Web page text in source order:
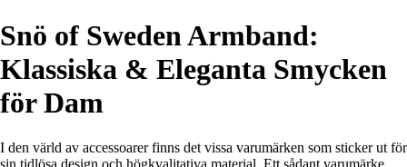
Snö of Sweden Armband:
Klassiska & Eleganta Smycken
för Dam
I den värld av accessoarer finns det vissa varumärken som sticker ut för
sin tidlösa design och högkvalitativa material. Ett sådant varumärke